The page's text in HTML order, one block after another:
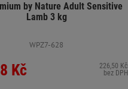
by Nature Adult Sensitive
Lamb 3 kg
WPZ7-628
Kč
226,50 Kč
bez DPH